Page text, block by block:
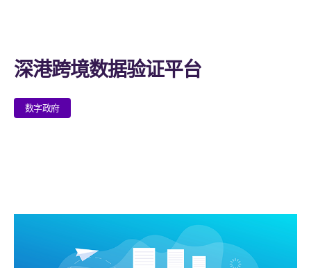
深港跨境数据验证平台
数字政府